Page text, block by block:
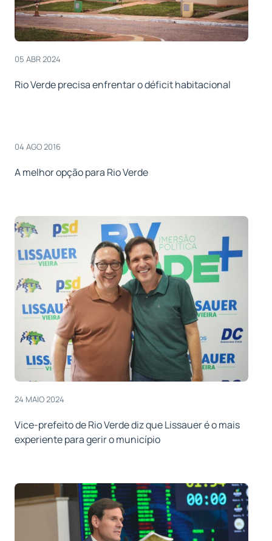
05 ABR 2024
Rio Verde precisa enfrentar o déficit habitacional
04 AGO 2016
A melhor opção para Rio Verde
24 MAIO 2024
Vice-prefeito de Rio Verde diz que Lissauer é o mais
experiente para gerir o município